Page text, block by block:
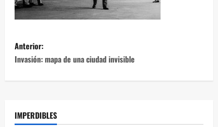
Anterior:
Invasión: mapa de una ciudad invisible
IMPERDIBLES